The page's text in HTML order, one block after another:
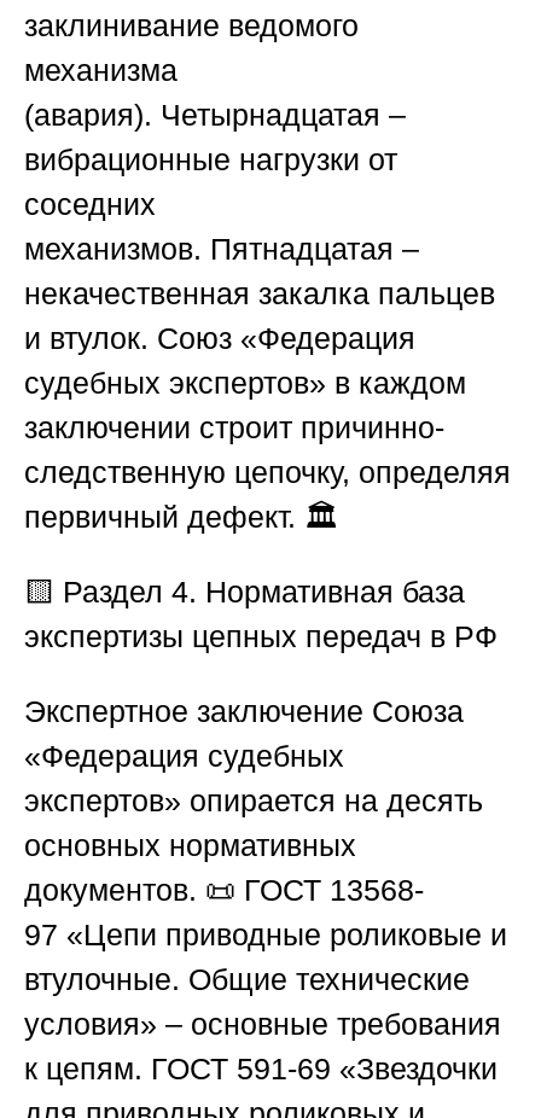
заклинивание ведомого
механизма
(авария). Четырнадцатая –
вибрационные нагрузки от
соседних
механизмов. Пятнадцатая –
некачественная закалка пальцев
и втулок. Союз «Федерация
судебных экспертов» в каждом
заключении строит причинно-
следственную цепочку, определяя
первичный дефект. 🏛️
🟨 Раздел 4. Нормативная база
экспертизы цепных передач в РФ
Экспертное заключение Союза
«Федерация судебных
экспертов» опирается на десять
основных нормативных
документов. 📜 ГОСТ 13568-
97 «Цепи приводные роликовые и
втулочные. Общие технические
условия» – основные требования
к цепям. ГОСТ 591-69 «Звездочки